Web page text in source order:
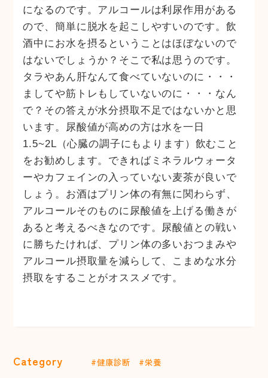
になるのです。アルコールは利尿作用がある
ので、簡単に脱水を起こしやすいのです。飲
酒中にお水を摂るということはほぼないので
はないでしょうか？そこで私は思うのです。
タラやあん肝なんて食べていないのに・・・
ましてや筋トレもしていないのに・・・なん
で？その答えが水分摂取不足ではないかと思
います。尿酸値が高めの方は水を一日
1.5~2L（心臓の調子にもよります）飲むこと
をお勧めします。できればミネラルウォータ
ーやカフェインの入っていない麦茶が良いで
しょう。お酒はプリン体の有無に関わらず、
アルコールそのものに尿酸値を上げる働きが
あると考えるべきなのです。尿酸値との戦い
に勝ちたければ、プリン体の多いおつまみや
アルコール摂取量を減らして、こまめな水分
摂取をすることがオススメです。
Category #健康診断 #栄養